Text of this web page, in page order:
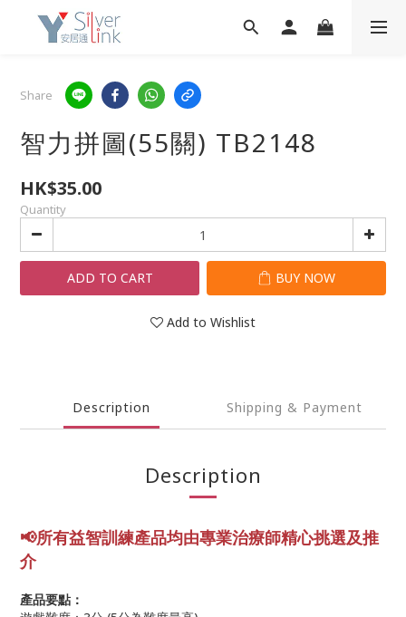
Share
智力拼圖(55關) TB2148
HK$35.00
Quantity
ADD TO CART BUY NOW
Add to Wishlist
Description Shipping & Payment
Description
📢所有益智訓練產品均由專業治療師精心挑選及推
介
產品要點：